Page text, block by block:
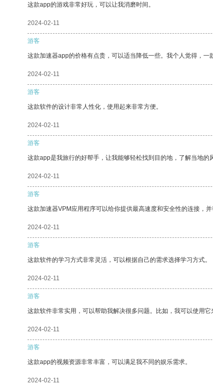
这款app的游戏非常好玩，可以让我消磨时间。
2024-02-11
游客
这款加速器app的价格有点贵，可以适当降低一些。我个人觉得，一
2024-02-11
游客
这款软件的设计非常人性化，使用起来非常方便。
2024-02-11
游客
这款app是我旅行的好帮手，让我能够轻松找到目的地，了解当地的
2024-02-11
游客
这款加速器VPM应用程序可以给你提供最高速度和安全性的连接，并
2024-02-11
游客
这款软件的学习方式非常灵活，可以根据自己的需求选择学习方式。
2024-02-11
游客
这款软件非常实用，可以帮助我解决很多问题。比如，我可以使用它
2024-02-11
游客
这款app的视频资源非常丰富，可以满足我不同的娱乐需求。
2024-02-11